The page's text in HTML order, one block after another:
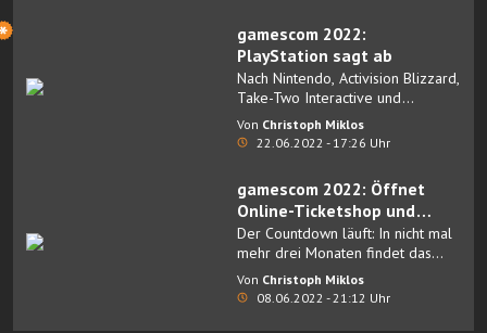
gamescom 2022:
PlayStation sagt ab
Nach Nintendo, Activision Blizzard,
Take-Two Interactive und
Wargaming gibt es eine weitere
Absage bei der gamescom 2022
Von Christoph Miklos
22.06.2022 - 17:26 Uhr
gamescom 2022: Öffnet
Online-Ticketshop und
startet in neuem Design
durch
Der Countdown läuft: In nicht mal
mehr drei Monaten findet das
weltweit größte Games-Event, die
gamescom 2022 (23. bis 28.
Von Christoph Miklos
08.06.2022 - 21:12 Uhr